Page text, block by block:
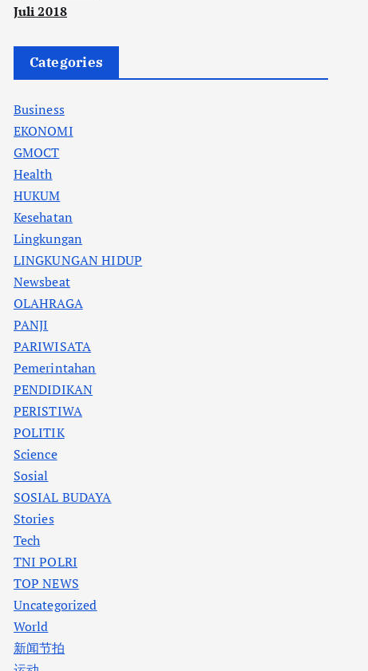
Juli 2018
Categories
Business
EKONOMI
GMOCT
Health
HUKUM
Kesehatan
Lingkungan
LINGKUNGAN HIDUP
Newsbeat
OLAHRAGA
PANJI
PARIWISATA
Pemerintahan
PENDIDIKAN
PERISTIWA
POLITIK
Science
Sosial
SOSIAL BUDAYA
Stories
Tech
TNI POLRI
TOP NEWS
Uncategorized
World
新闻节拍